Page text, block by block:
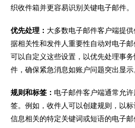
织收件箱并更容易识别关键电子邮件。
优先处理： 大多数电子邮件客户端提
据相关性和发件人重要性自动对电子
可以自定义这些设置，以优先处理事
件，确保紧急消息如账户问题突出显示
规则和标签： 电子邮件客户端通常允
签。例如，收件人可以创建规则，以
信息相关的特定关键词或短语的电子